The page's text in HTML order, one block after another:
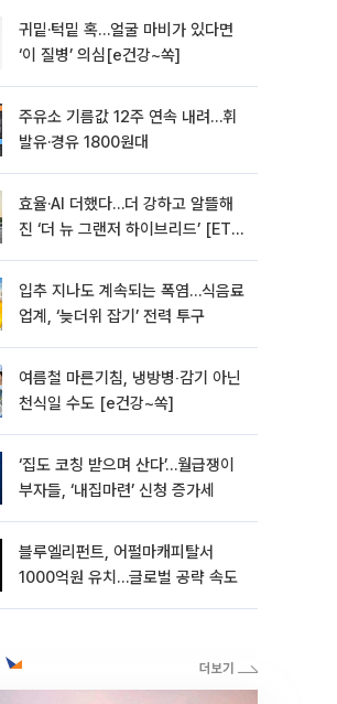
귀밑·턱밑 혹…얼굴 마비가 있다면
‘이 질병’ 의심[e건강~쏙]
주유소 기름값 12주 연속 내려…휘
발유·경유 1800원대
효율·AI 더했다…더 강하고 알뜰해
진 ‘더 뉴 그랜저 하이브리드’ [ET의
입추 지나도 계속되는 폭염…식음료
업계, ‘늦더위 잡기’ 전력 투구
여름철 마른기침, 냉방병‧감기 아닌
천식일 수도 [e건강~쏙]
‘집도 코칭 받으며 산다’…월급쟁이
부자들, ‘내집마련’ 신청 증가세
블루엘리펀트, 어펄마캐피탈서
1000억원 유치…글로벌 공략 속도